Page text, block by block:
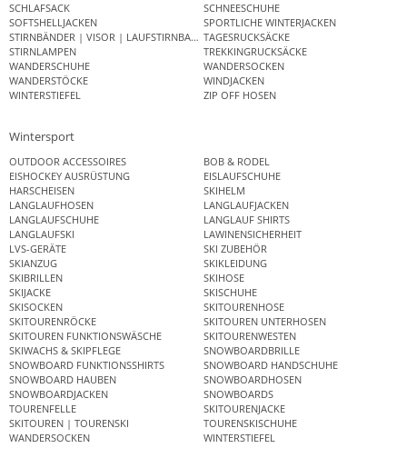
SCHLAFSACK
SCHNEESCHUHE
SOFTSHELLJACKEN
SPORTLICHE WINTERJACKEN
STIRNBÄNDER | VISOR | LAUFSTIRNBANDTAGESRUCKSÄCKE
STIRNLAMPEN
TREKKINGRUCKSÄCKE
WANDERSCHUHE
WANDERSOCKEN
WANDERSTÖCKE
WINDJACKEN
WINTERSTIEFEL
ZIP OFF HOSEN
Wintersport
OUTDOOR ACCESSOIRES
BOB & RODEL
EISHOCKEY AUSRÜSTUNG
EISLAUFSCHUHE
HARSCHEISEN
SKIHELM
LANGLAUFHOSEN
LANGLAUFJACKEN
LANGLAUFSCHUHE
LANGLAUF SHIRTS
LANGLAUFSKI
LAWINENSICHERHEIT
LVS-GERÄTE
SKI ZUBEHÖR
SKIANZUG
SKIKLEIDUNG
SKIBRILLEN
SKIHOSE
SKIJACKE
SKISCHUHE
SKISOCKEN
SKITOURENHOSE
SKITOURENRÖCKE
SKITOUREN UNTERHOSEN
SKITOUREN FUNKTIONSWÄSCHE
SKITOURENWESTEN
SKIWACHS & SKIPFLEGE
SNOWBOARDBRILLE
SNOWBOARD FUNKTIONSSHIRTS
SNOWBOARD HANDSCHUHE
SNOWBOARD HAUBEN
SNOWBOARDHOSEN
SNOWBOARDJACKEN
SNOWBOARDS
TOURENFELLE
SKITOURENJACKE
SKITOUREN | TOURENSKI
TOURENSKISCHUHE
WANDERSOCKEN
WINTERSTIEFEL